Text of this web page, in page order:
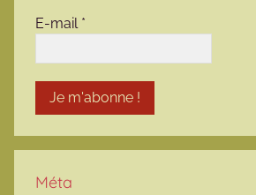
E-mail *
Méta